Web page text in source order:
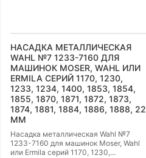
НАСАДКА МЕТАЛЛИЧЕСКАЯ
WAHL №7 1233-7160 ДЛЯ
МАШИНОК MOSER, WAHL ИЛИ
ERMILA СЕРИЙ 1170, 1230,
1233, 1234, 1400, 1853, 1854,
1855, 1870, 1871, 1872, 1873,
1874, 1881, 1884, 1886, 1888, 22
ММ
Насадка металлическая Wahl №7
1233-7160 для машинок Moser, Wahl
или Ermila серий 1170, 1230,...